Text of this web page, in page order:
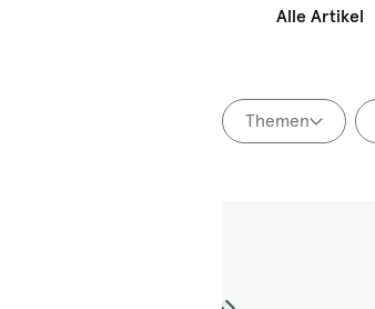
Alle Artikel
Themen